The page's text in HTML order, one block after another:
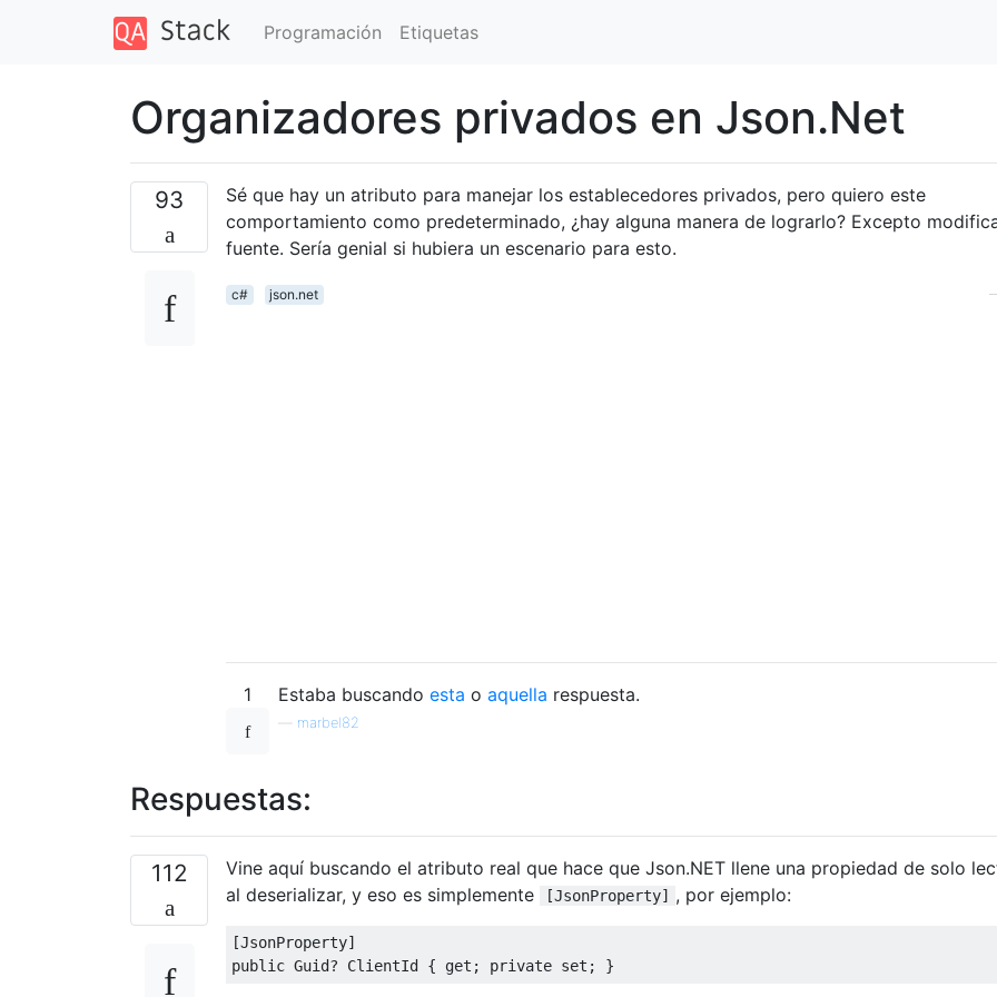
Programación Etiquetas
Organizadores privados en Json.Net
93
Sé que hay un atributo para manejar los establecedores privados, pero quiero este
comportamiento como predeterminado, ¿hay alguna manera de lograrlo? Excepto
fuente. Sería genial si hubiera un escenario para esto.
c# json.net
1 Estaba buscando esta o aquella respuesta.
marbel82
Respuestas:
112
Vine aquí buscando el atributo real que hace que Json.NET llene una propiedad de solo
al deserializar, y eso es simplemente
[JsonProperty] , por ejemplo:
[JsonProperty]
public Guid? ClientId { get ; private set ; }